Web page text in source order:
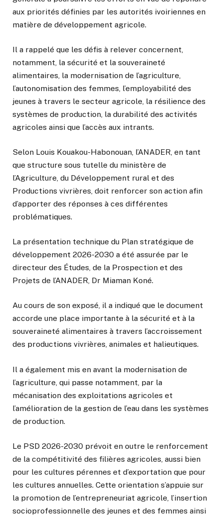
aux priorités définies par les autorités ivoiriennes en
matière de développement agricole.
Il a rappelé que les défis à relever concernent,
notamment, la sécurité et la souveraineté
alimentaires, la modernisation de l’agriculture,
l’autonomisation des femmes, l’employabilité des
jeunes à travers le secteur agricole, la résilience des
systèmes de production, la durabilité des activités
agricoles ainsi que l’accès aux intrants.
Selon Louis Kouakou-Habonouan, l’ANADER, en tant
que structure sous tutelle du ministère de
l’Agriculture, du Développement rural et des
Productions vivrières, doit renforcer son action afin
d’apporter des réponses à ces différentes
problématiques.
La présentation technique du Plan stratégique de
développement 2026-2030 a été assurée par le
directeur des Études, de la Prospection et des
Projets de l’ANADER, Dr Miaman Koné.
Au cours de son exposé, il a indiqué que le document
accorde une place importante à la sécurité et à la
souveraineté alimentaires à travers l’accroissement
des productions vivrières, animales et halieutiques.
Il a également mis en avant la modernisation de
l’agriculture, qui passe notamment, par la
mécanisation des exploitations agricoles et
l’amélioration de la gestion de l’eau dans les systèmes
de production.
Le PSD 2026-2030 prévoit en outre le renforcement
de la compétitivité des filières agricoles, aussi bien
pour les cultures pérennes et d’exportation que pour
les cultures annuelles. Cette orientation s’appuie sur
la promotion de l’entrepreneuriat agricole, l’insertion
socioprofessionnelle des jeunes et des femmes ainsi